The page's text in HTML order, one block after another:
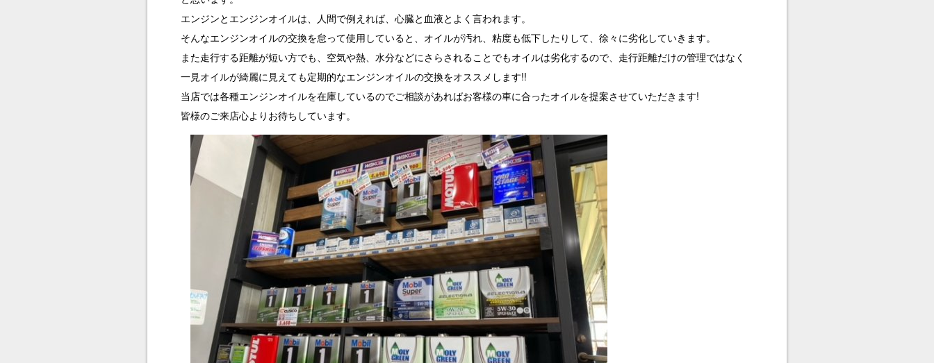
エンジンとエンジンオイルは、人間で例えれば、心臓と血液とよく言われます。
そんなエンジンオイルの交換を怠って使用していると、オイルが汚れ、粘度も低下したりして、徐々に劣化していきます。
また走行する距離が短い方でも、空気や熱、水分などにさらされることでもオイルは劣化するので、走行距離だけの管理ではなく
一見オイルが綺麗に見えても定期的なエンジンオイルの交換をオススメします!!
当店では各種エンジンオイルを在庫しているのでご相談があればお客様の車に合ったオイルを提案させていただきます!
皆様のご来店心よりお待ちしています。